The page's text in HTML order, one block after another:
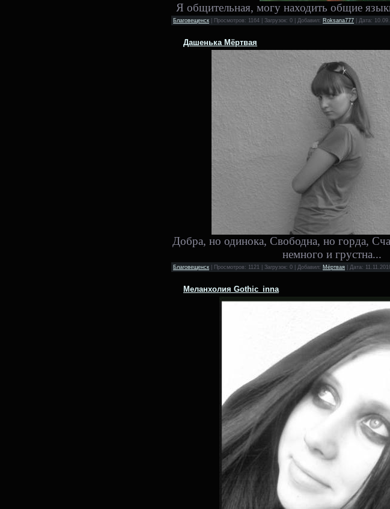
Я общительная, могу находить общие
Благовещенск | Просмотров: 1164 | Загрузок: 0 | Добавил: Roksana777 | Дата:
Дашенька Мёртвая
Добра, но одинока, Свободна, но горда,
немного и грустна...
Благовещенск | Просмотров: 1121 | Загрузок: 0 | Добавил: Мёртвая | Дата:
Меланхолия Gothic_inna